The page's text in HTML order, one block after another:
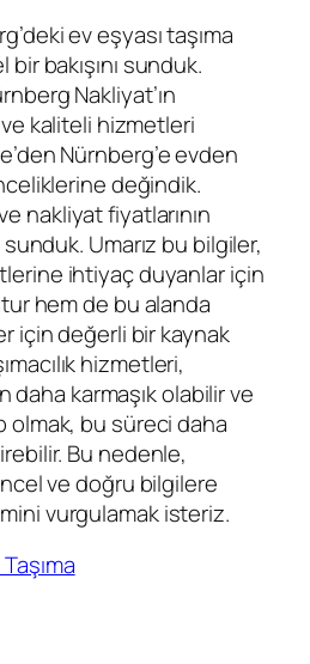
ev eşyası taşıma
bakışını sunduk.
Nakliyat’ın
kaliteli hizmetleri
Nürnberg’e evden
değindik.
nakliyat fiyatlarının
Umarız bu bilgiler,
ihtiyaç duyanlar için
hem de bu alanda
için değerli bir kaynak
hizmetleri,
karmaşık olabilir ve
olmak, bu süreci daha
Bu nedenle,
ve doğru bilgilere
vurgulamak isteriz.